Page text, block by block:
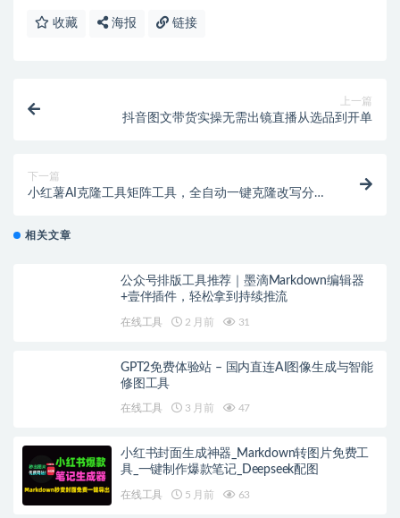
收藏 海报 链接
上一篇
抖音图文带货实操无需出镜直播从选品到开单
下一篇
小红薯AI克隆工具矩阵工具，全自动一键克隆改写分发
相关文章
公众号排版工具推荐｜墨滴Markdown编辑器
+壹伴插件，轻松拿到持续推流
在线工具 2 月前 31
GPT2免费体验站 – 国内直连AI图像生成与智能
修图工具
在线工具 3 月前 47
小红书封面生成神器_Markdown转图片免费工
具_一键制作爆款笔记_Deepseek配图
在线工具 5 月前 63